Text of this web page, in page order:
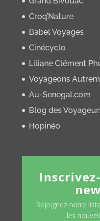
Croq’Nature
Babel Voyages
Cinécyclo
Liliane Clément
Voyageons
Au-Senegal.com
Blog des
Hopinéo
Rejoignez notre
les